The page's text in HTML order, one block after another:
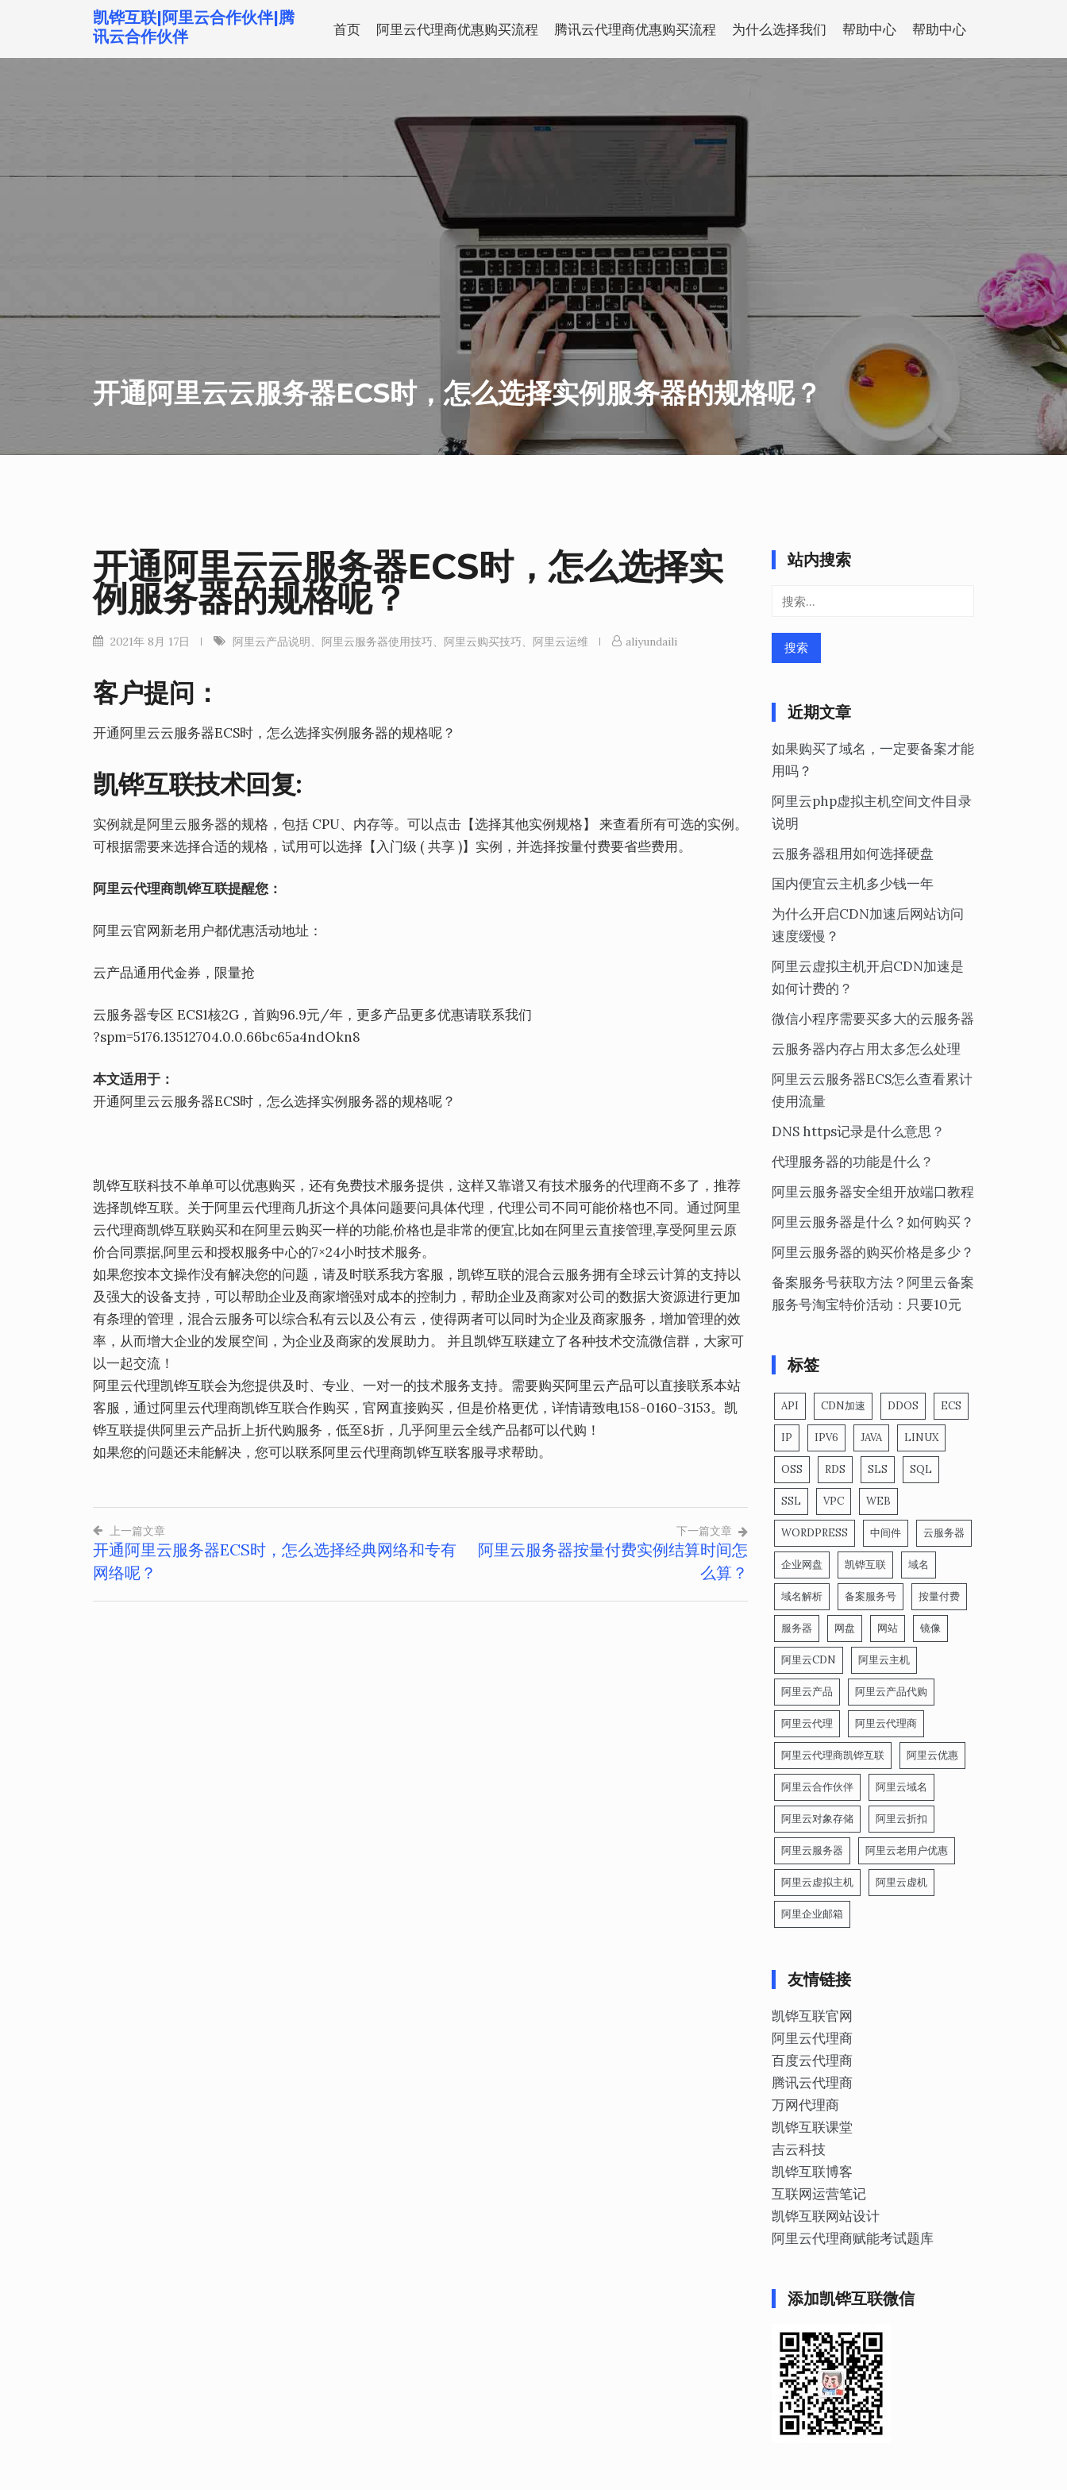
到
凯铧互联|阿里云合作伙伴|腾
讯云合作伙伴
首页 阿里云代理商优惠购买流程 腾讯云代理商优惠购买流程 为什么选择我们 帮助中心 帮助中心
开通阿里云云服务器ECS时，怎么选择实例服务器的规格呢？
开通阿里云云服务器ECS时，怎么选择实
例服务器的规格呢？
2021年 8月 17日 阿里云产品说明、 阿里云服务器使用技巧、 阿里云购买技巧、 阿里云运维 aliyundaili
客户提问：
开通阿里云云服务器ECS时，怎么选择实例服务器的规格呢？
凯铧互联技术回复:
实例就是阿里云服务器的规格，包括 CPU、内存等。可以点击【选择其他实例规格】 来查看所有可选的实例。
可根据需要来选择合适的规格，试用可以选择【入门级 ( 共享 )】实例，并选择按量付费要省些费用。
阿里云代理商凯铧互联提醒您：
阿里云官网新老用户都优惠活动地址：
云产品通用代金券，限量抢
云服务器专区 ECS1核2G，首购96.9元/年，更多产品更多优惠请联系我们
?spm=5176.13512704.0.0.66bc65a4ndOkn8
本文适用于：
开通阿里云云服务器ECS时，怎么选择实例服务器的规格呢？
凯铧互联科技不单单可以优惠购买，还有免费技术服务提供，这样又靠谱又有技术服务的代理商不多了，推荐
选择凯铧互联。关于阿里云代理商几折这个具体问题要问具体代理，代理公司不同可能价格也不同。通过阿里
云代理商凯铧互联购买和在阿里云购买一样的功能,价格也是非常的便宜,比如在阿里云直接管理,享受阿里云原
价合同票据,阿里云和授权服务中心的7×24小时技术服务。
如果您按本文操作没有解决您的问题，请及时联系我方客服，凯铧互联的混合云服务拥有全球云计算的支持以
及强大的设备支持，可以帮助企业及商家增强对成本的控制力，帮助企业及商家对公司的数据大资源进行更加
有条理的管理，混合云服务可以综合私有云以及公有云，使得两者可以同时为企业及商家服务，增加管理的效
率，从而增大企业的发展空间，为企业及商家的发展助力。 并且凯铧互联建立了各种技术交流微信群，大家可
以一起交流！
阿里云代理凯铧互联会为您提供及时、专业、一对一的技术服务支持。需要购买阿里云产品可以直接联系本站
客服，通过阿里云代理商凯铧互联合作购买，官网直接购买，但是价格更优，详情请致电158-0160-3153。凯
铧互联提供阿里云产品折上折代购服务，低至8折，几乎阿里云全线产品都可以代购！
如果您的问题还未能解决，您可以联系阿里云代理商凯铧互联客服寻求帮助。
文
章
上一篇文章
开通阿里云服务器ECS时，怎么选择经典网络和专有
网络呢？
下一篇文章
阿里云服务器按量付费实例结算时间怎
么算？
站内搜索
搜
近期文章
如果购买了域名，一定要备案才能
用吗？
阿里云php虚拟主机空间文件目录
说明
云服务器租用如何选择硬盘
国内便宜云主机多少钱一年
为什么开启CDN加速后网站访问
速度缓慢？
阿里云虚拟主机开启CDN加速是
如何计费的？
微信小程序需要买多大的云服务器
云服务器内存占用太多怎么处理
阿里云云服务器ECS怎么查看累计
使用流量
DNS https记录是什么意思？
代理服务器的功能是什么？
阿里云服务器安全组开放端口教程
阿里云服务器是什么？如何购买？
阿里云服务器的购买价格是多少？
备案服务号获取方法？阿里云备案
服务号淘宝特价活动：只要10元
标签
API CDN加速 DDOS ECS
IP IPV6 JAVA LINUX
OSS RDS SLS SQL
SSL VPC WEB
WORDPRESS 中间件 云服务器
企业网盘 凯铧互联 域名
域名解析 备案服务号 按量付费
服务器 网盘 网站 镜像
阿里云CDN 阿里云主机
阿里云产品 阿里云产品代购
阿里云代理 阿里云代理商
阿里云代理商凯铧互联 阿里云优惠
阿里云合作伙伴 阿里云域名
阿里云对象存储 阿里云折扣
阿里云服务器 阿里云老用户优惠
阿里云虚拟主机 阿里云虚机
阿里企业邮箱
友情链接
凯铧互联官网
阿里云代理商
百度云代理商
腾讯云代理商
万网代理商
凯铧互联课堂
吉云科技
凯铧互联博客
互联网运营笔记
凯铧互联网站设计
阿里云代理商赋能考试题库
添加凯铧互联微信